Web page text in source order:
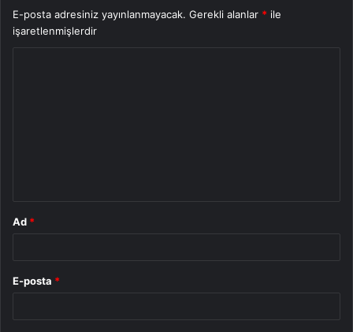
E-posta adresiniz yayınlanmayacak. Gerekli alanlar * ile
işaretlenmişlerdir
Ad *
E-posta *